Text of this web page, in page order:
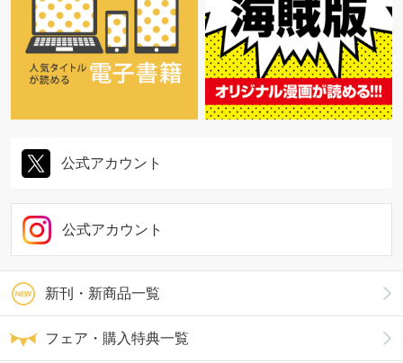
新刊・新商品一覧
フェア・購入特典一覧
公式アカウント
公式アカウント